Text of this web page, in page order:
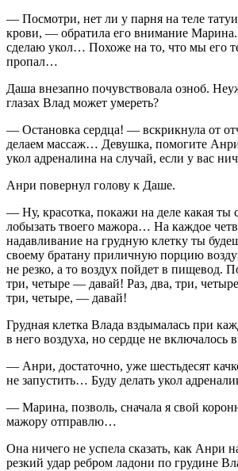
— Посмотри, нет ли у парня на теле
крови, — обратила его внимание
сделаю укол… Похоже на то, что мы его
пропал…
Даша внезапно почувствовала озноб.
глазах Влад может умереть?
— Остановка сердца! — вскрикнула от
делаем массаж… Девушка, помогите
укол адреналина на случай, если у вас
Анри повернул голову к Даше.
— Ну, красотка, покажи на деле какая ты
лобызать твоего мажора… На каждое
надавливание на грудную клетку ты
своему братану приличную порцию
не резко, а то воздух пойдет в пищевод.
три, четыре — давай! Раз, два, три,
три, четыре, — давай!
Грудная клетка Влада вздымалась при
в него воздуха, но сердце не включалось в
— Анри, достаточно, уже шестьдесят
не запустить… Буду делать укол
— Марина, позволь, сначала я свой
мажору отправлю…
Она ничего не успела сказать, как Анри
резкий удар ребром ладони по грудине